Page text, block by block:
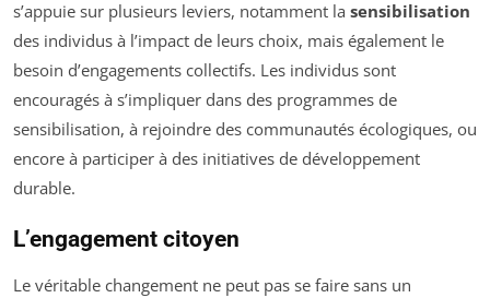
s’appuie sur plusieurs leviers, notamment la sensibilisation
des individus à l’impact de leurs choix, mais également le
besoin d’engagements collectifs. Les individus sont
encouragés à s’impliquer dans des programmes de
sensibilisation, à rejoindre des communautés écologiques, ou
encore à participer à des initiatives de développement
durable.
L’engagement citoyen
Le véritable changement ne peut pas se faire sans un